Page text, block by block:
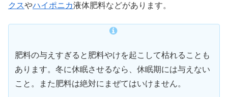
クスやハイポニカ液体肥料などがあります。
肥料の与えすぎると肥料やけを起こして枯れることも
あります。冬に休眠させるなら、休眠期には与えない
こと。また肥料は絶対にまぜてはいけません。